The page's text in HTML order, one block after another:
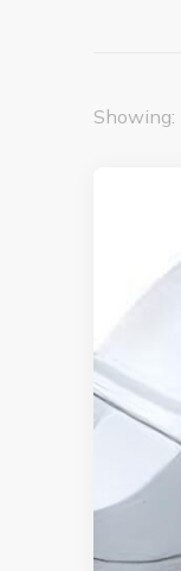
Showing: